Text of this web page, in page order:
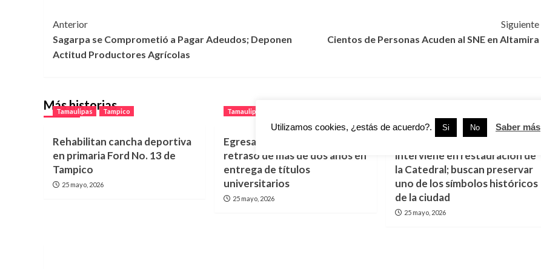
Navegación
de
entradas
Anterior
Sagarpa se Comprometió a Pagar Adeudos; Deponen
Actitud Productores Agrícolas
Siguiente
Cientos de Personas Acuden al SNE en Altamira
Más historias
Tamaulipas Tampico
Rehabilitan cancha deportiva
en primaria Ford No. 13 de
Tampico
25 mayo, 2026
Tamaulipas
Egresados protestan por
retraso de más de dos años en
entrega de títulos
universitarios
25 mayo, 2026
Gobierno de Tampico
interviene en restauración de
la Catedral; buscan preservar
uno de los símbolos históricos
de la ciudad
25 mayo, 2026
Utilizamos cookies, ¿estás de acuerdo?. Si No Saber más